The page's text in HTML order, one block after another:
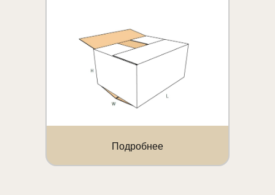
Подробнее